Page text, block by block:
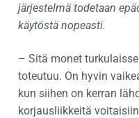
järjestelmä todetaan
käytöstä nopeasti.
– Sitä monet
toteutuu. On hyvin
kun siihen on kerran
korjausliikkeitä